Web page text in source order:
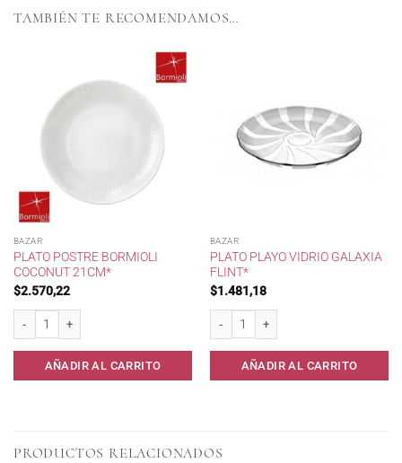
TAMBIÉN TE RECOMENDAMOS…
BAZAR
PLATO POSTRE BORMIOLI
COCONUT 21CM*
$2.570,22
AÑADIR AL CARRITO
BAZAR
PLATO PLAYO VIDRIO GALAXIA
FLINT*
$1.481,18
AÑADIR AL CARRITO
PRODUCTOS RELACIONADOS